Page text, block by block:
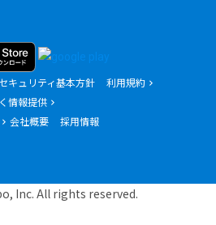
キュリティ基本方針
利用規約
情報提供
会社概要 採用情報
Inc. All rights reserved.